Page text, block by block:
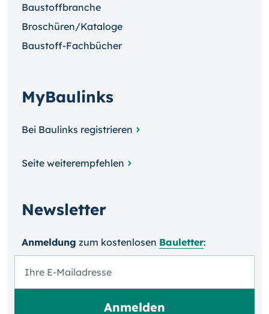
Baustoffbranche
Broschüren/Kataloge
Baustoff-Fachbücher
MyBaulinks
Bei Baulinks registrieren
Seite weiterempfehlen
Newsletter
Anmeldung zum kosten­losen Bauletter: